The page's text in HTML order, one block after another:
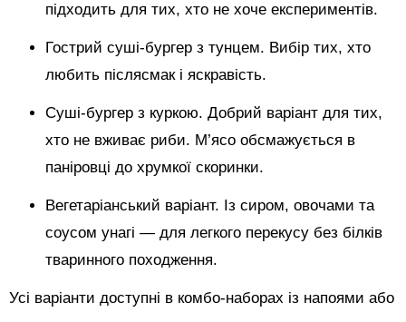
підходить для тих, хто не хоче експериментів.
Гострий суші-бургер з тунцем. Вибір тих, хто
любить післясмак і яскравість.
Суші-бургер з куркою. Добрий варіант для тих,
хто не вживає риби. М’ясо обсмажується в
паніровці до хрумкої скоринки.
Вегетаріанський варіант. Із сиром, овочами та
соусом унагі — для легкого перекусу без білків
тваринного походження.
Усі варіанти доступні в комбо-наборах із напоями або